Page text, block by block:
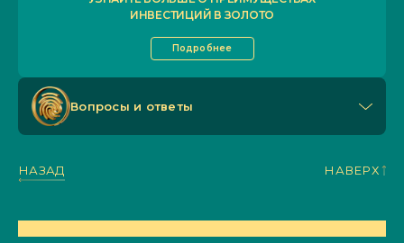
ИНВЕСТИЦИЙ В ЗОЛОТО
Подробнее
Вопросы и ответы
НАЗАД НАВЕРХ